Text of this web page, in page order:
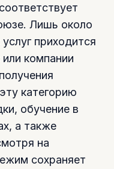
Лишь около
приходится
компании
категорию
обучение в
а также
на
сохраняет